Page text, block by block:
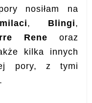
nosiłam na
, Blingi,
Rene oraz
kilka innych
pory, z tymi